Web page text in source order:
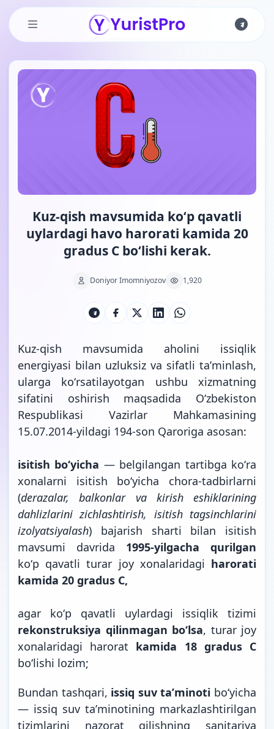
Skip to main content
Kuz-qish mavsumida koʻp qavatli
uylardagi havo harorati kamida 20
gradus C boʻlishi kerak.
Doniyor Imomniyozov 1,920
Kuz-qish mavsumida aholini issiqlik
energiyasi bilan uzluksiz va sifatli taʼminlash,
ularga koʻrsatilayotgan ushbu xizmatning
sifatini oshirish maqsadida Oʻzbekiston
Respublikasi Vazirlar Mahkamasining
15.07.2014-yildagi 194-son Qaroriga asosan:
isitish boʻyicha — belgilangan tartibga koʻra
xonalarni isitish boʻyicha chora-tadbirlarni
(derazalar, balkonlar va kirish eshiklarining
dahlizlarini zichlashtirish, isitish tagsinchlarini
izolyatsiyalash) bajarish sharti bilan isitish
mavsumi davrida 1995-yilgacha qurilgan
koʻp qavatli turar joy xonalaridagi harorati
kamida 20 gradus C,
agar koʻp qavatli uylardagi issiqlik tizimi
rekonstruksiya qilinmagan boʻlsa, turar joy
xonalaridagi harorat kamida 18 gradus C
boʻlishi lozim;
Bundan tashqari, issiq suv taʼminoti boʻyicha
— issiq suv taʼminotining markazlashtirilgan
tizimlarini nazorat qilishning sanitariya